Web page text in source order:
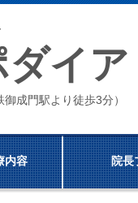
イ
成門駅より徒歩3分）
内容 院長